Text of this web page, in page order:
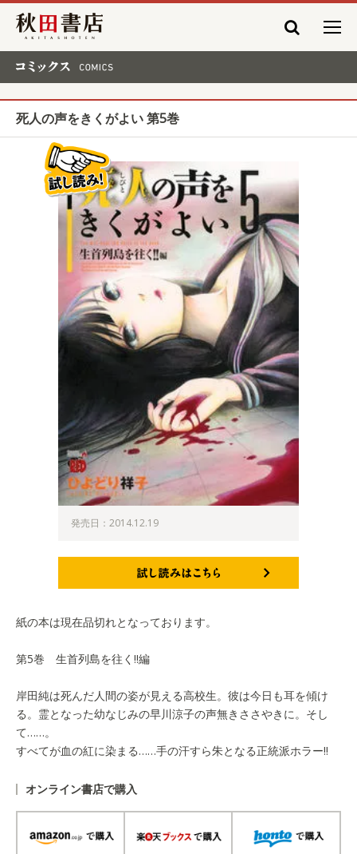
秋田書店
死人の声をきくがよい 第5巻
発売日：2014.12.19
紙の本は現在品切れとなっております。
第5巻 生首列島を往く!!編
岸田純は死んだ人間の姿が見える高校生。彼は今日も耳を傾け
る。霊となった幼なじみの早川涼子の声無きささやきに。そし
て……。
すべてが血の紅に染まる……手の汗すら朱となる正統派ホラー!!
オンライン書店で購入